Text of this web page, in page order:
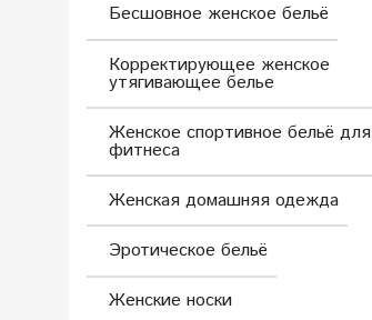
Бесшовное женское бельё
Корректирующее женское
утягивающее белье
Женское спортивное бельё для
фитнеса
Женская домашняя одежда
Эротическое бельё
Женские носки